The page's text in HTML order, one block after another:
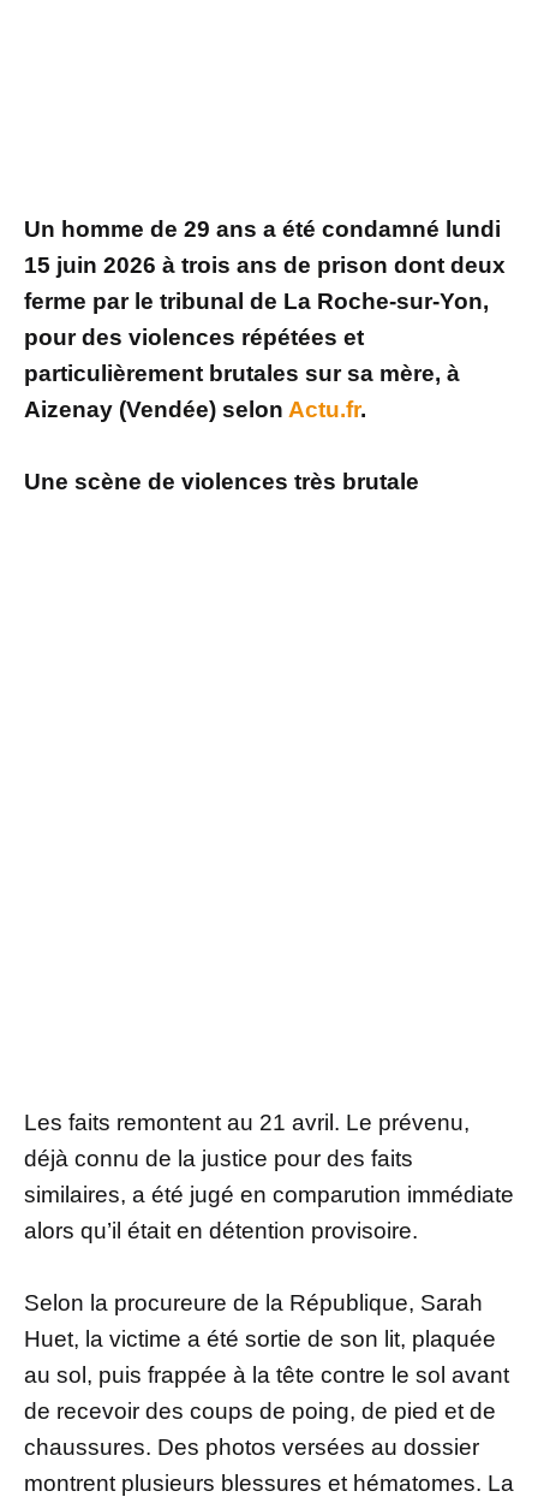
Un homme de 29 ans a été condamné lundi
15 juin 2026 à trois ans de prison dont deux
ferme par le tribunal de La Roche-sur-Yon,
pour des violences répétées et
particulièrement brutales sur sa mère, à
Aizenay (Vendée) selon Actu.fr.
Une scène de violences très brutale
Les faits remontent au 21 avril. Le prévenu,
déjà connu de la justice pour des faits
similaires, a été jugé en comparution immédiate
alors qu’il était en détention provisoire.
Selon la procureure de la République, Sarah
Huet, la victime a été sortie de son lit, plaquée
au sol, puis frappée à la tête contre le sol avant
de recevoir des coups de poing, de pied et de
chaussures. Des photos versées au dossier
montrent plusieurs blessures et hématomes. La